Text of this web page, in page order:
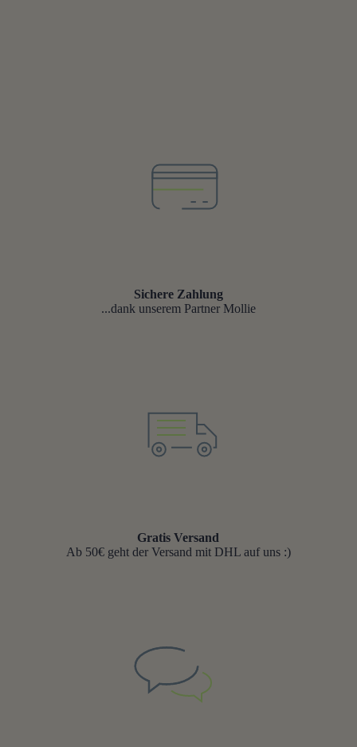
Sichere Zahlung
...dank unserem Partner Mollie
Gratis Versand
Ab 50€ geht der Versand mit DHL auf uns :)